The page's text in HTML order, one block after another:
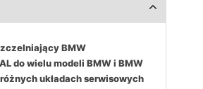
BMW
do wielu modeli BMW i BMW
układach serwisowych